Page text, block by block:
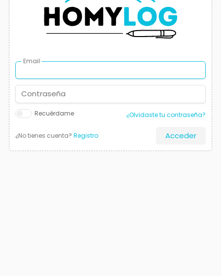
Email
Contraseña
Recuérdame ¿Olvidaste tu contraseña?
¿No tienes cuenta? Registro Acceder